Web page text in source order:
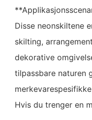
Disse neonskiltene
skilting,
dekorative
tilpassbare naturen
Hvis du trenger en